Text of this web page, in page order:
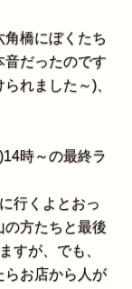
橋にぼくたち
音だったのです
れました～)、
時～の最終ラ
行くよとおっ
の方たちと最後
すが、でも、
らお店から人が